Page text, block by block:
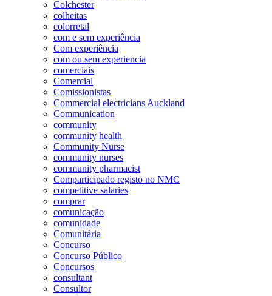
Colchester
colheitas
colorretal
com e sem experiência
Com experiência
com ou sem experiencia
comerciais
Comercial
Comissionistas
Commercial electricians Auckland
Communication
community
community health
Community Nurse
community nurses
community pharmacist
Comparticipado registo no NMC
competitive salaries
comprar
comunicação
comunidade
Comunitária
Concurso
Concurso Público
Concursos
consultant
Consultor